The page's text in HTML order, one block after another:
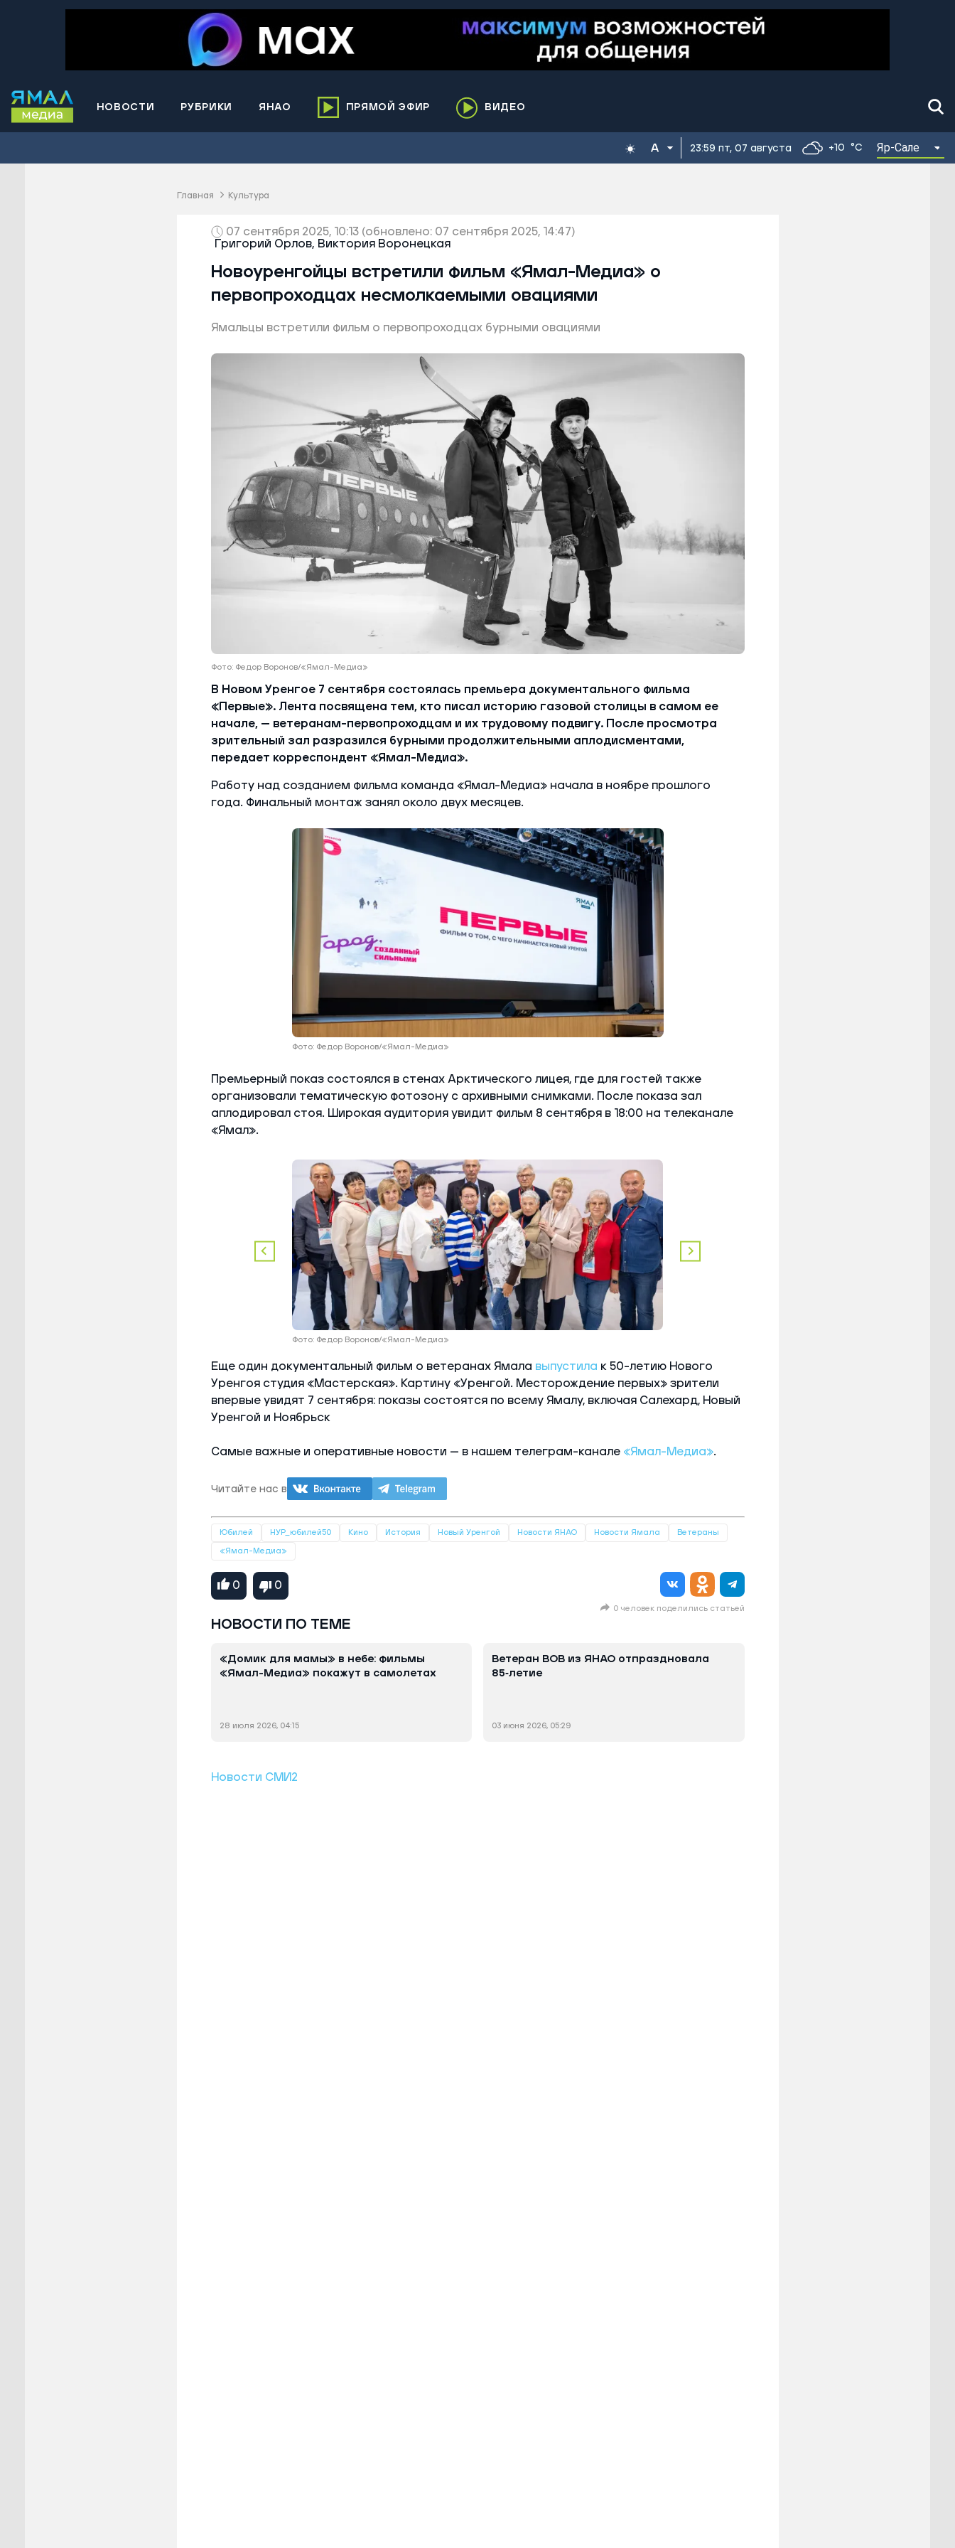
НОВОСТИ РУБРИКИ ЯНАО
район
Муравленко
Новый Уренгой
Надымский район
Ноябрьск
Шурышкарский район
Ямальский район
ПРЯМОЙ ЭФИР ВИДЕО
23:59 пт, 07 августа +10 °C Яр-Сале
Главная Культура
07 сентября 2025, 10:13 (обновлено: 07 сентября 2025, 14:47)
Григорий Орлов, Виктория Воронецкая
Новоуренгойцы встретили фильм «Ямал-Медиа» о
первопроходцах несмолкаемыми овациями
Ямальцы встретили фильм о первопроходцах бурными овациями
Фото: Федор Воронов/«Ямал-Медиа»
В Новом Уренгое 7 сентября состоялась премьера документального фильма
«Первые». Лента посвящена тем, кто писал историю газовой столицы в самом ее
начале, — ветеранам-первопроходцам и их трудовому подвигу. После просмотра
зрительный зал разразился бурными продолжительными аплодисментами,
передает корреспондент «Ямал-Медиа».
Работу над созданием фильма команда «Ямал-Медиа» начала в ноябре прошлого
года. Финальный монтаж занял около двух месяцев.
Фото: Федор Воронов/«Ямал-Медиа»
Премьерный показ состоялся в стенах Арктического лицея, где для гостей также
организовали тематическую фотозону с архивными снимками. После показа зал
аплодировал стоя. Широкая аудитория увидит фильм 8 сентября в 18:00 на телеканале
«Ямал».
Фото: Федор Воронов/«Ямал-Медиа»
Еще один документальный фильм о ветеранах Ямала выпустила к 50-летию Нового
Уренгоя студия «Мастерская». Картину «Уренгой. Месторождение первых» зрители
впервые увидят 7 сентября: показы состоятся по всему Ямалу, включая Салехард, Новый
Уренгой и Ноябрьск
Самые важные и оперативные новости — в нашем телеграм-канале «Ямал-Медиа».
Читайте нас в
Юбилей НУР_юбилей50 Кино История Новый Уренгой Новости ЯНАО Новости Ямала Ветераны
«Ямал-Медиа»
0 0
0 человек поделились статьей
НОВОСТИ ПО ТЕМЕ
«Домик для мамы» в небе: фильмы
«Ямал-Медиа» покажут в самолетах
28 июля 2026, 04:15
Ветеран ВОВ из ЯНАО отпраздновала
85‑летие
03 июня 2026, 05:29
Новости СМИ2